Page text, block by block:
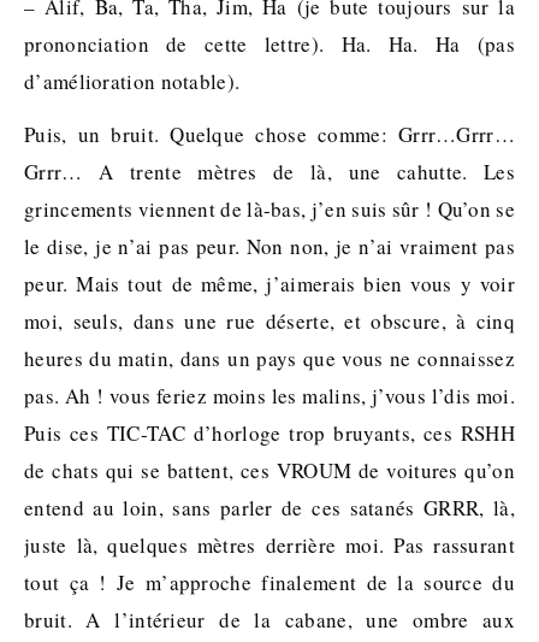
– Alif, Ba, Ta, Tha, Jim, Ha (je bute toujours sur la
prononciation de cette lettre). Ha. Ha. Ha (pas
d’amélioration notable).
Puis, un bruit. Quelque chose comme: Grrr…Grrr…
Grrr… A trente mètres de là, une cahutte. Les
grincements viennent de là-bas, j’en suis sûr ! Qu’on se
le dise, je n’ai pas peur. Non non, je n’ai vraiment pas
peur. Mais tout de même, j’aimerais bien vous y voir
moi, seuls, dans une rue déserte, et obscure, à cinq
heures du matin, dans un pays que vous ne connaissez
pas. Ah ! vous feriez moins les malins, j’vous l’dis moi.
Puis ces TIC-TAC d’horloge trop bruyants, ces RSHH
de chats qui se battent, ces VROUM de voitures qu’on
entend au loin, sans parler de ces satanés GRRR, là,
juste là, quelques mètres derrière moi. Pas rassurant
tout ça ! Je m’approche finalement de la source du
bruit. A l’intérieur de la cabane, une ombre aux